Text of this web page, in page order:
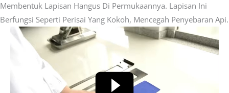
Membentuk Lapisan Hangus Di Permukaannya. Lapisan Ini
Berfungsi Seperti Perisai Yang Kokoh, Mencegah Penyebaran Api.